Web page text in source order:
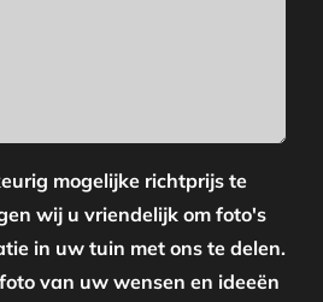
mogelijke richtprijs te
wij u vriendelijk om foto's
in uw tuin met ons te delen.
van uw wensen en ideeën